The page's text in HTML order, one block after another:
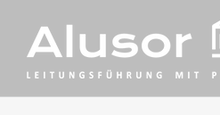
Inhalt
springen